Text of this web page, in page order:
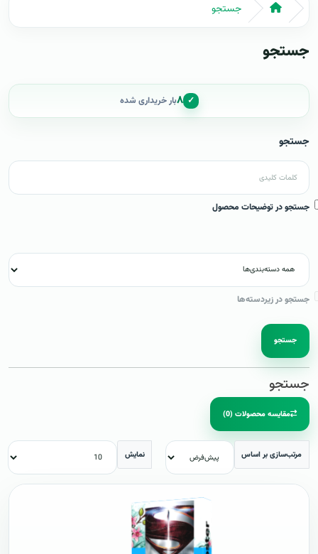
جستجو
جستجو
✓ ۸بار خریداری شده
جستجو
جستجو در توضیحات محصول
جستجو در زیردسته‌ها
جستجو
جستجو
مقایسه محصولات (0)
مرتب‌سازی بر اساس نمایش